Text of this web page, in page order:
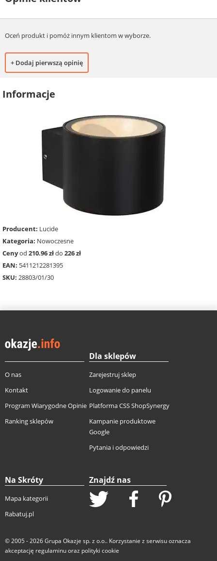
Oceń produkt i pomóż innym klientom w wyborze.
+ Dodaj pierwszą opinię
Informacje
Producent: Lucide
Kategoria: Nowoczesne
Cenyod 210.96 złdo 226 zł
EAN: 5411212281395
SKU: 28803/01/30
O nas
Kontakt
Program Wiarygodne Opinie
Ranking sklepów
Dla sklepów
Zarejestruj sklep
Logowanie do panelu
Platforma CSS ShopSynergy
Kampanie produktowe
Google
Pytania i odpowiedzi
Na Skróty
Mapa kategorii
Rabatuj.pl
Znajdź nas
© 2005 - 2026Grupa Okazje sp. z o.o.. Korzystanie z serwisu oznacza
akceptację regulaminuoraz polityki cookie